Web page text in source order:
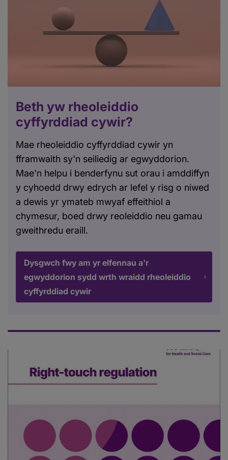
Beth yw rheoleiddio
cyffyrddiad cywir?
Mae rheoleiddio cyffyrddiad cywir yn
fframwaith sy'n seiliedig ar egwyddorion.
Mae'n helpu i benderfynu sut orau i amddiffyn
y cyhoedd drwy edrych ar lefel y risg o niwed
a dewis yr ymateb mwyaf effeithiol a
chymesur, boed drwy reoleiddio neu gamau
gweithredu eraill.
Dysgwch fwy am yr elfennau a'r
egwyddorion sydd wrth wraidd rheoleiddio
cyffyrddiad cywir